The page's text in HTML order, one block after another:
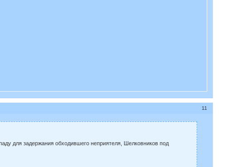
11
для задержания обходившего неприятеля, Шелковников под